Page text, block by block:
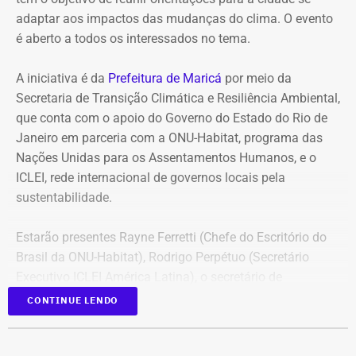
hábito de apostar.
recomendações práticas para evitar prejuízos financeiros,
apresenta a ferramenta oficial de autoexclusão das
plataformas autorizadas e informa onde o consumidor
pode buscar orientação, atendimento e apoio psicológico.
Famílias gastaram mais de R$ 60
O Boletim Fiscal dos Estados Brasileiros divulgou no dia
R$ 62,5 bilhões das famílias brasileiras em plataformas
de apostas online. O levantamento chama de saída
líquida a diferença entre tudo o que os apostadores
adaptar aos impactos das mudanças do clima. O evento
é aberto a todos os interessados no tema.
A iniciativa é da Prefeitura de Maricá por meio da
Secretaria de Transição Climática e Resiliência Ambiental,
que conta com o apoio do Governo do Estado do Rio de
Janeiro em parceria com a ONU-Habitat, programa das
Nações Unidas para os Assentamentos Humanos, e o
ICLEI, rede internacional de governos locais pela
sustentabilidade.
Estarão presentes Rayne Ferretti (Chefe do Escritório do
Brasil da ONU-Habitat), Rodrigo Perpétuo (Secretário
Resiliência e Mitigação Climática de Maricá, Doutor
Richard Seal, entre outros secretários e representantes do
CONTINUE LENDO